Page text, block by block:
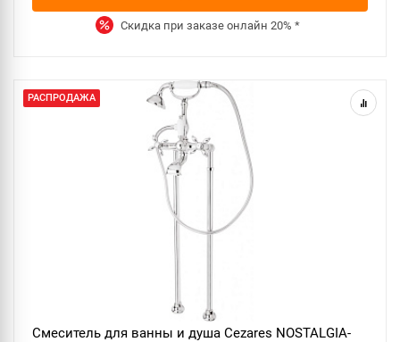
Скидка при заказе онлайн 20% *
РАСПРОДАЖА
Смеситель для ванны и душа Cezares NOSTALGIA-